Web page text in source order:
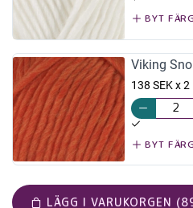
BYT
Viking
138 SEK x 2
BYT
LÄGG I VARUKORGEN